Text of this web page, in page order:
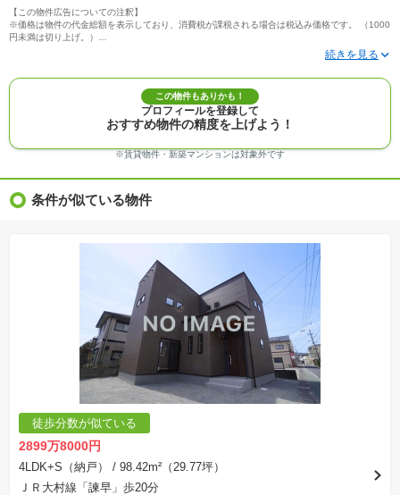
【この物件広告についての注釈】
※価格は物件の代金総額を表示しており、消費税が課税される場合は税込み価格です。 （1000
円未満は切り上げ。）
※写真に写っている、またはパース（絵）や間取り図に描かれている家具や車などは、特にコ
※建築条件付き土地価格には、建物価格は含まれません。
※物件情報は、原則として情報提供日の２日前に最終確認した情報です。
※完成予想図はいずれも外構、植栽、外観等実際のものとは多少異なることがあります。
※モデルルーム・モデルハウス・展示場・ショールームの画像の場合、今回販売の物件と異な
※ＣＧ合成の画像の場合、実際とは多少異なる場合があります。
※物件特徴：販売戸数が複数の物件は、全ての住戸に該当しない項目もあります。
※価格更新：物件価格が変更された日から１週間表示されます。
※建築条件土地の情報内に掲載されている、建物プラン例は、土地購入者の設計プランの参考
の一例であって、プランの採用可否は任意です。
※土地（建築条件なし）で「建物プラン例」が表記してある時、そのプラン例は特定の建築請
負会社によるもので、当該建築請負会社以外で建てた場合、同様のものが同価格で建てられる
とは限りません。また建築請負会社を特定するものではありません。
※建築条件付き土地とは、その土地に建築する建物の建築請負契約が、一定期間内に成立する
ことを条件として売買される土地のことをいいます。建築請負契約成立に向けて設計プランを
協議するため、土地購入者が自己の希望する建物の設計協議をするために必要な相当の期間の
交渉期間が設定され、その期間内で希望を満たすプランが実現できたかどうかにより結論を出
します。なお、この期間は概ね3ヶ月程度とされています。納得のいくプランが出来ず、建築請
負契約が成立しない場合、土地売買契約は白紙に戻り、土地契約にかかった代金（土地代金、
手付金など）は名目のいかんに関わらず、全て返却されます。
※課税対象物件の「価格」や「費用等」は消費税込みの「総額表示」で統一しています。
※「本体価格」とは、課税対象物件においては「消費税を除いた建物価格」と「土地価格」の
合計額を指します。
表示されておりません。
※取引にかかる費用：物件の契約手続き、決済、引き渡し時にかかる費用を表示しています。
不動産会社によって表記有無が異なるため、ご自身で十分な確認をしていただくようにお願い
いたします。
この物件もありかも！
プロフィールを登録して
おすすめ物件の精度を上げよう！
※賃貸物件・新築マンションは対象外です
条件が似ている物件
徒歩分数が似ている
2899万8000円
4LDK+S（納戸）
/ 98.42m²（29.77坪）
ＪＲ大村線「諫早」歩20分